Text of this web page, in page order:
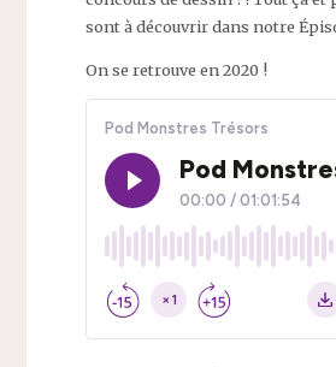
sont à découvrir dans notre
On se retrouve en 2020 !